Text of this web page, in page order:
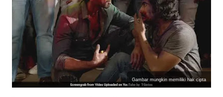
Gambar mungkin memiliki hak cipta